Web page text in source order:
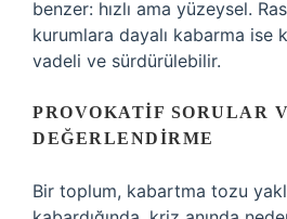
benzer: hızlı ama yüzeysel.
kurumlara dayalı kabarma ise
vadeli ve sürdürülebilir.
PROVOKATIF SORULAR
DEĞERLENDIRME
Bir toplum, kabartma tozu